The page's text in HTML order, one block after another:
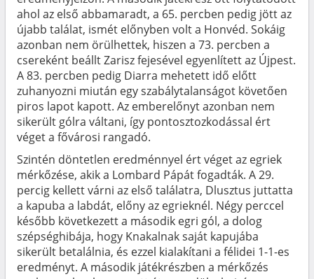
ahol az első abbamaradt, a 65. percben pedig jött az
újabb találat, ismét előnyben volt a Honvéd. Sokáig
azonban nem örülhettek, hiszen a 73. percben a
csereként beállt Zarisz fejesével egyenlített az Újpest.
A 83. percben pedig Diarra mehetett idő előtt
zuhanyozni miután egy szabálytalanságot követően
piros lapot kapott. Az emberelőnyt azonban nem
sikerült gólra váltani, így pontosztozkodással ért
véget a fővárosi rangadó.
Szintén döntetlen eredménnyel ért véget az egriek
mérkőzése, akik a Lombard Pápát fogadták. A 29.
percig kellett várni az első találatra, Dlusztus juttatta
a kapuba a labdát, előny az egrieknél. Négy perccel
később következett a második egri gól, a dolog
szépséghibája, hogy Knakalnak saját kapujába
sikerült betalálnia, és ezzel kialakítani a félidei 1-1-es
eredményt. A második játékrészben a mérkőzés